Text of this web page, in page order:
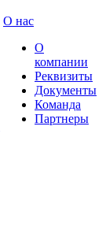
О нас
О
компании
Реквизиты
Документы
Команда
Партнеры